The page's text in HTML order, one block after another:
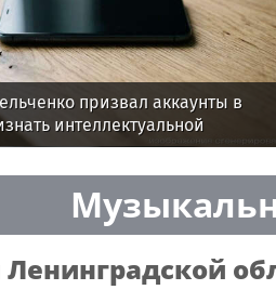
призвал аккаунты в
интеллектуальной
Ленинградской